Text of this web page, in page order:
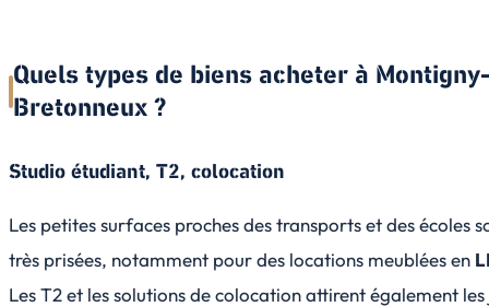
Quels types de biens acheter à
Bretonneux ?
Studio étudiant, T2, colocation
Les petites surfaces proches des transports et des écoles
très prisées, notamment pour des locations meublées en
Les T2 et les solutions de colocation attirent également les